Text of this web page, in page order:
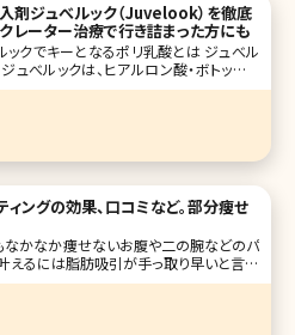
剤ジュべルック（Juvelook）を徹底
レーター治療で行き詰まった方にも
ュべルックは、ヒアルロン酸・ボトックス
ちだけではないジュべルックの注入方法
中の痛みやダウンタイム おわりに 韓国
のがみなさんの
ィングの効果、口コミなど。部分痩せ
なかなか痩せないお腹や二の腕などのパ
えるには脂肪吸引が手っ取り早いと言わ
できる、痛みが強いといったイメージがあ
吸引”にはいくつかの方法がありますが、